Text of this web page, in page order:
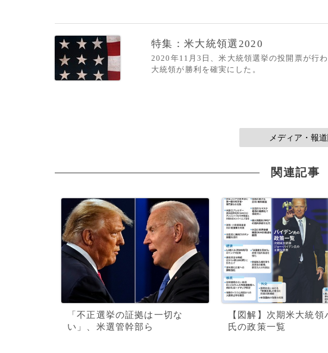
特集：米大統領選2020
2020年11月3日、米大統領選挙の投開票が行
大統領が勝利を確実にした。
メディア・報
関連記事
「不正選挙の証拠は一切な
い」、米選管幹部ら
【図解】次期米大統領
氏の政策一覧